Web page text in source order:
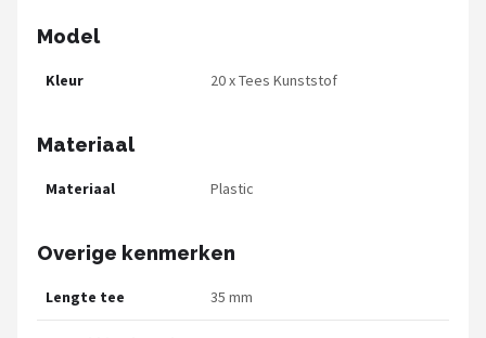
Model
Kleur 20 x Tees Kunststof
Materiaal
Materiaal Plastic
Overige kenmerken
Lengte tee 35 mm